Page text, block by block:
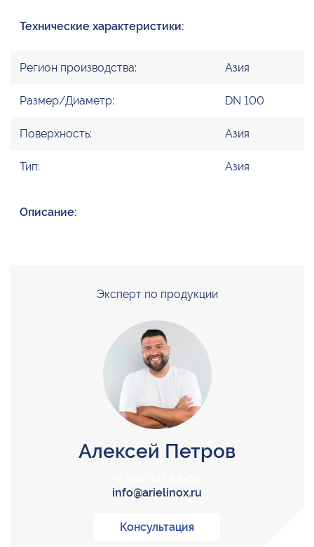
Технические характеристики:
Регион производства: Азия
Размер/Диаметр: DN 100
Поверхность: Азия
Тип: Азия
Описание:
Эксперт по продукции
Алексей Петров
info@arielinox.ru
Консультация